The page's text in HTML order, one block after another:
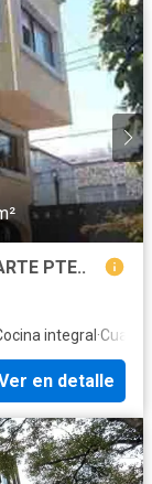
PTE..
integral ·Cuarto
en detalle